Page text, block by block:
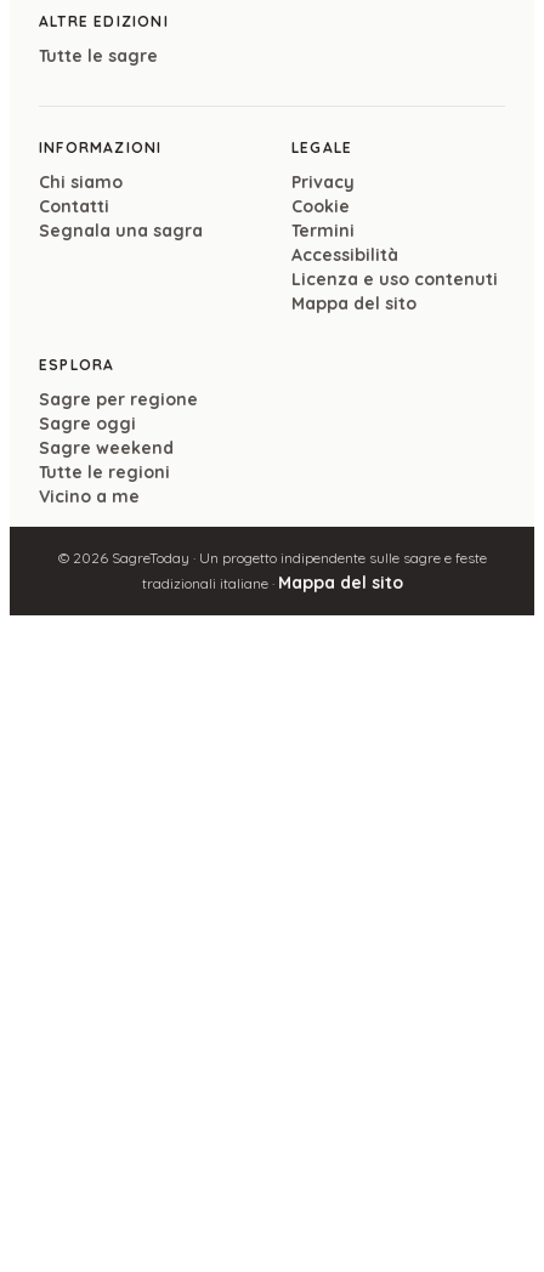
ALTRE EDIZIONI
Tutte le sagre
INFORMAZIONI
Chi siamo
Contatti
Segnala una sagra
LEGALE
Privacy
Cookie
Termini
Accessibilità
Licenza e uso contenuti
Mappa del sito
ESPLORA
Sagre per regione
Sagre oggi
Sagre weekend
Tutte le regioni
Vicino a me
© 2026SagreToday · Un progetto indipendente sulle sagre e feste
tradizionali italiane · Mappa del sito